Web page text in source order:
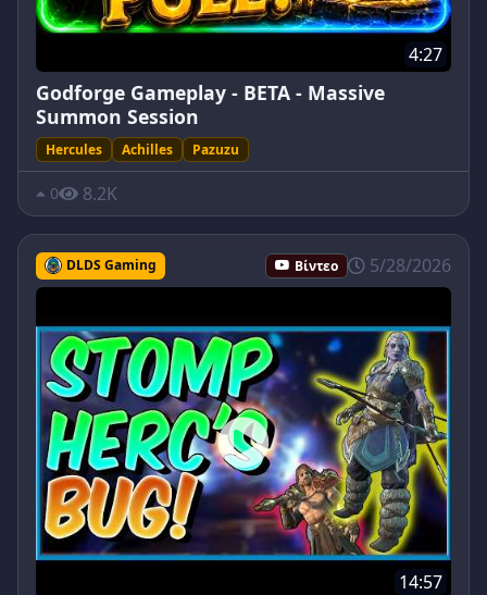
4:27
Godforge Gameplay - BETA - Massive
Summon Session
Hercules Achilles Pazuzu
0 8.2K
DLDS Gaming Βίντεο 5/28/2026
14:57